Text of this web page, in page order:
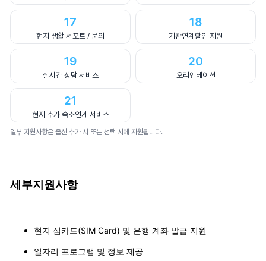
17
현지 생활 서포트 / 문의
18
기관연계할인 지원
19
실시간 상담 서비스
20
오리엔테이션
21
현지 추가 숙소연계 서비스
일부 지원사항은 옵션 추가 시 또는 선택 시에 지원됩니다.
세부지원사항
현지 심카드(SIM Card) 및 은행 계좌 발급 지원
일자리 프로그램 및 정보 제공